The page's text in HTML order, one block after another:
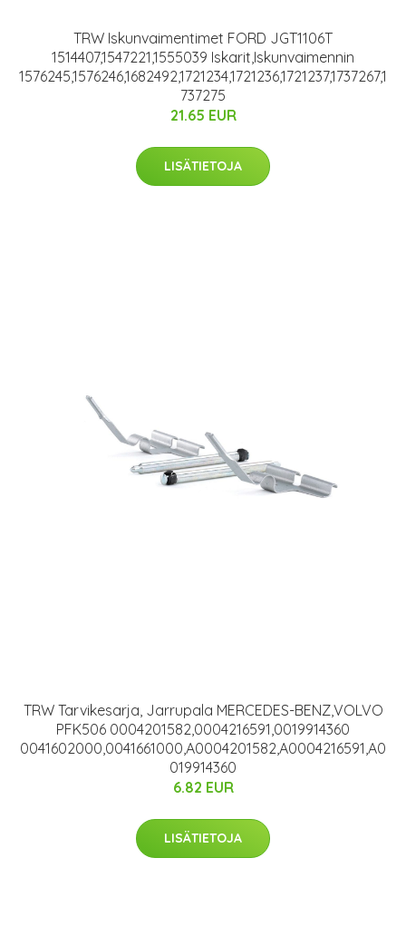
TRW Iskunvaimentimet FORD JGT1106T
1514407,1547221,1555039 Iskarit,Iskunvaimennin
1576245,1576246,1682492,1721234,1721236,1721237,1737267,1
737275
21.65 EUR
LISÄTIETOJA
TRW Tarvikesarja, Jarrupala MERCEDES-BENZ,VOLVO
PFK506 0004201582,0004216591,0019914360
0041602000,0041661000,A0004201582,A0004216591,A0
019914360
6.82 EUR
LISÄTIETOJA